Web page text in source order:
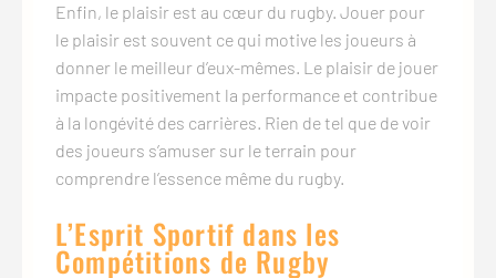
Enfin, le plaisir est au cœur du rugby. Jouer pour
le plaisir est souvent ce qui motive les joueurs à
donner le meilleur d’eux-mêmes. Le plaisir de jouer
impacte positivement la performance et contribue
à la longévité des carrières. Rien de tel que de voir
des joueurs s’amuser sur le terrain pour
comprendre l’essence même du rugby.
L’Esprit Sportif dans les
Compétitions de Rugby